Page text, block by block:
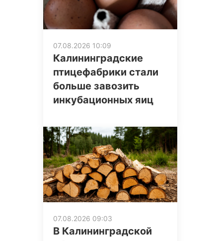
07.08.2026 10:09
Калининградские
птицефабрики стали
больше завозить
инкубационных яиц
07.08.2026 09:03
В Калининградской